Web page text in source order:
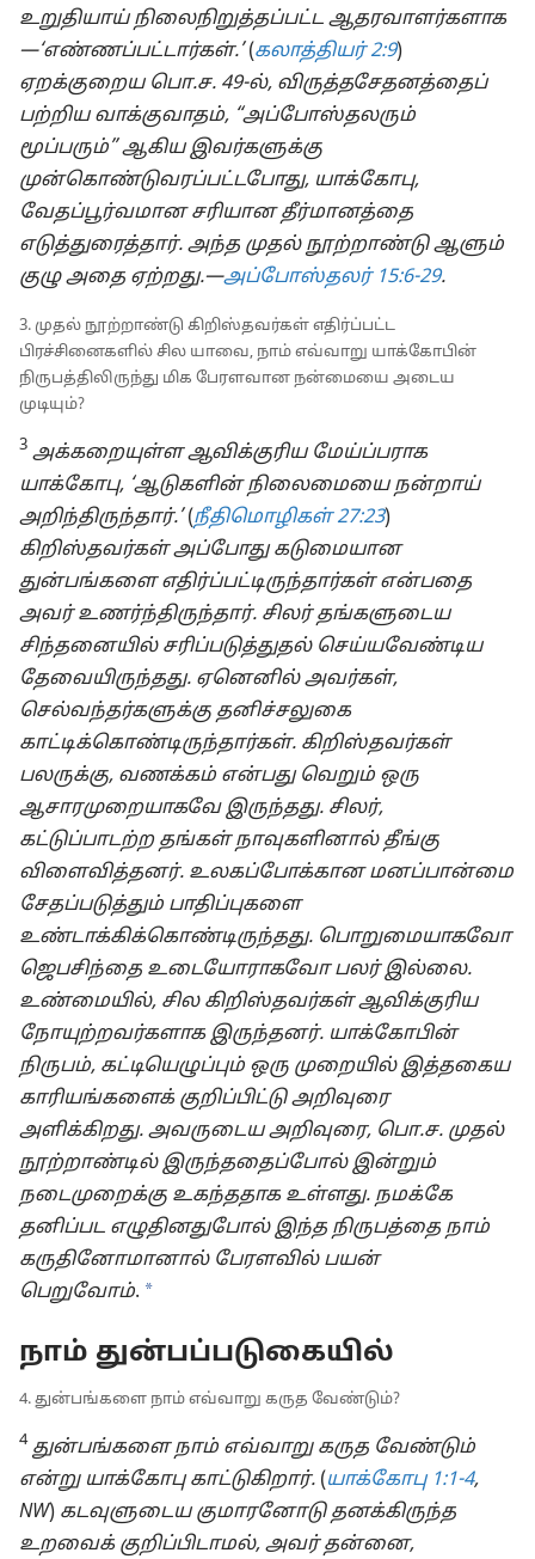
உறுதியாய் நிலைநிறுத்தப்பட்ட ஆதரவாளர்களாக
—‘எண்ணப்பட்டார்கள்.’(கலாத்தியர் 2:9)
ஏறக்குறைய பொ.ச. 49-ல், விருத்தசேதனத்தைப்
பற்றிய வாக்குவாதம், “அப்போஸ்தலரும்
மூப்பரும்” ஆகிய இவர்களுக்கு
முன்கொண்டுவரப்பட்டபோது, யாக்கோபு,
வேதப்பூர்வமான சரியான தீர்மானத்தை
எடுத்துரைத்தார். அந்த முதல் நூற்றாண்டு ஆளும்
குழு அதை ஏற்றது.—அப்போஸ்தலர் 15:6-29.
3. முதல் நூற்றாண்டு கிறிஸ்தவர்கள் எதிர்ப்பட்ட
பிரச்சினைகளில் சில யாவை, நாம் எவ்வாறு யாக்கோபின்
நிருபத்திலிருந்து மிக பேரளவான நன்மையை அடைய
முடியும்?
3 அக்கறையுள்ள ஆவிக்குரிய மேய்ப்பராக
யாக்கோபு, ‘ஆடுகளின் நிலைமையை நன்றாய்
அறிந்திருந்தார்.’(நீதிமொழிகள் 27:23)
கிறிஸ்தவர்கள் அப்போது கடுமையான
துன்பங்களை எதிர்ப்பட்டிருந்தார்கள் என்பதை
அவர் உணர்ந்திருந்தார். சிலர் தங்களுடைய
சிந்தனையில் சரிப்படுத்துதல் செய்யவேண்டிய
தேவையிருந்தது. ஏனெனில் அவர்கள்,
செல்வந்தர்களுக்கு தனிச்சலுகை
காட்டிக்கொண்டிருந்தார்கள். கிறிஸ்தவர்கள்
பலருக்கு, வணக்கம் என்பது வெறும் ஒரு
ஆசாரமுறையாகவே இருந்தது. சிலர்,
கட்டுப்பாடற்ற தங்கள் நாவுகளினால் தீங்கு
விளைவித்தனர். உலகப்போக்கான மனப்பான்மை
சேதப்படுத்தும் பாதிப்புகளை
உண்டாக்கிக்கொண்டிருந்தது. பொறுமையாகவோ
ஜெபசிந்தை உடையோராகவோ பலர் இல்லை.
உண்மையில், சில கிறிஸ்தவர்கள் ஆவிக்குரிய
நோயுற்றவர்களாக இருந்தனர். யாக்கோபின்
நிருபம், கட்டியெழுப்பும் ஒரு முறையில் இத்தகைய
காரியங்களைக் குறிப்பிட்டு அறிவுரை
அளிக்கிறது. அவருடைய அறிவுரை, பொ.ச. முதல்
நூற்றாண்டில் இருந்ததைப்போல் இன்றும்
நடைமுறைக்கு உகந்ததாக உள்ளது. நமக்கே
தனிப்பட எழுதினதுபோல் இந்த நிருபத்தை நாம்
கருதினோமானால் பேரளவில் பயன்
பெறுவோம். a
நாம் துன்பப்படுகையில்
4. துன்பங்களை நாம் எவ்வாறு கருத வேண்டும்?
4 துன்பங்களை நாம் எவ்வாறு கருத வேண்டும்
என்று யாக்கோபு காட்டுகிறார். (யாக்கோபு 1:1-4,
NW) கடவுளுடைய குமாரனோடு தனக்கிருந்த
உறவைக் குறிப்பிடாமல், அவர் தன்னை,